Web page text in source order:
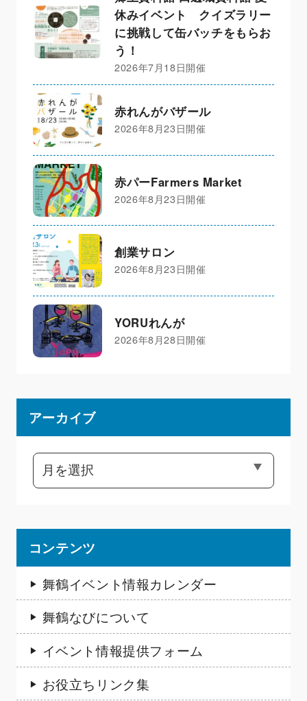
休みイベント クイズラリー
に挑戦して缶バッチをもらお
う！
2026年7月18日開催
赤れんがバザール
2026年8月23日開催
赤パーFarmers Market
2026年8月23日開催
創業サロン
2026年8月23日開催
YORUれんが
2026年8月28日開催
アーカイブ
コンテンツ
舞鶴イベント情報カレンダー
舞鶴なびについて
イベント情報提供フォーム
お役立ちリンク集